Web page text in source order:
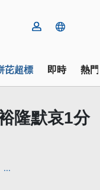
芘超標 即時 熱
隆默哀1分
...